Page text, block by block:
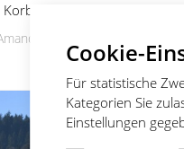
Cookie-
Für statistische
Kategorien Sie
Einstellungen
Sachs
Schulz